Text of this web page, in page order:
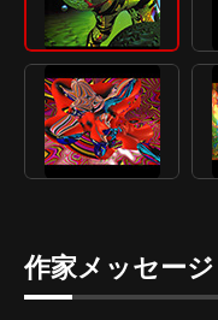
作家メッセージ